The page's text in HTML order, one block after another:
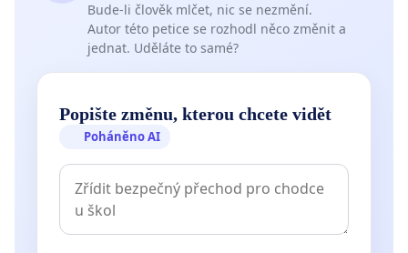
Bude-li člověk mlčet, nic se nezmění.
Autor této petice se rozhodl něco změnit a
jednat. Uděláte to samé?
Popište změnu, kterou chcete vidět
Poháněno AI